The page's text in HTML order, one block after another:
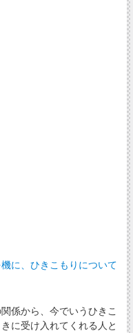
に、ひきこもりについて
係から、今でいうひきこ
に受け入れてくれる人と